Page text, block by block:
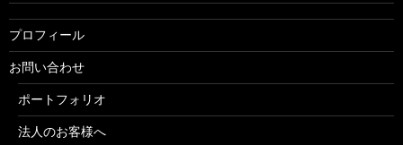
プロフィール
お問い合わせ
ポートフォリオ
法人のお客様へ